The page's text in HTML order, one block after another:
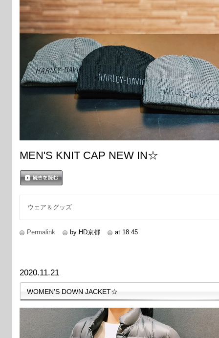
MEN'S KNIT CAP NEW IN☆
ウェア＆グッズ
Permalink by HD京都 at 18:45
2020.11.21
WOMEN'S DOWN JACKET☆